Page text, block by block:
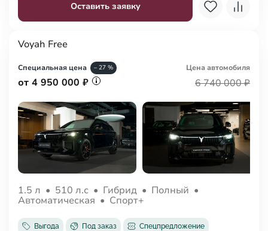
Оставить заявку
Voyah Free
Специальная цена – 27 %
от 4 950 000 ₽
Цена автомобиля
6 740 000 ₽
1.5 л • 510 л.с • Гибрид • Полный •
Автоматическая • Спорт+
Выгода Под заказ Спецпредложение